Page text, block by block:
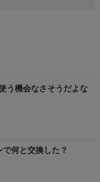
う機会なさそうだよな
何と交換した？